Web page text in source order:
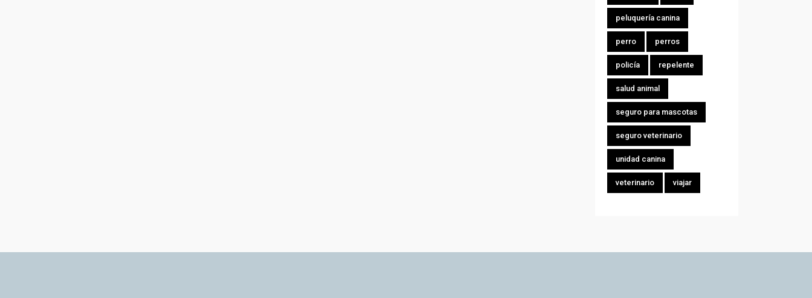
peluquería canina
perro perros
policía repelente
salud animal
seguro para mascotas
seguro veterinario
unidad canina
veterinario viajar